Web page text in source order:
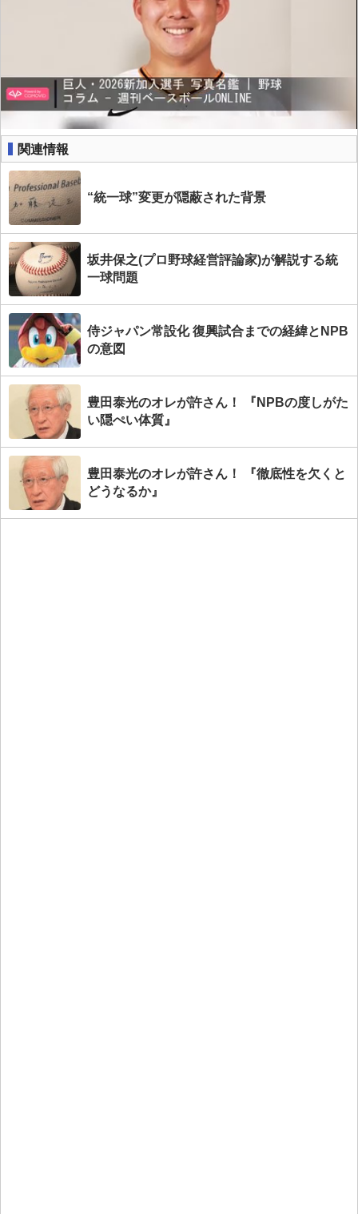
関連情報
“統一球”変更が隠蔽された背景
坂井保之(プロ野球経営評論家)が解説する統
一球問題
侍ジャパン常設化 復興試合までの経緯とNPB
の意図
豊田泰光のオレが許さん！ 『NPBの度しがた
い隠ぺい体質』
豊田泰光のオレが許さん！ 『徹底性を欠くと
どうなるか』